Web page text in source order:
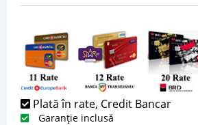
Plată în rate, Credit Bancar
Garanție inclusă